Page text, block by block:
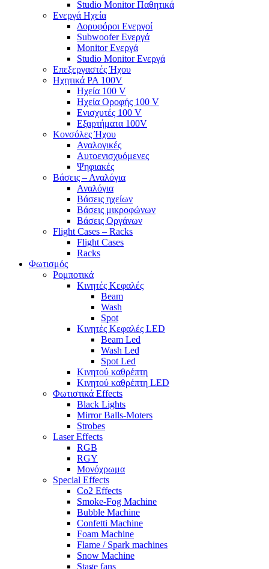
Studio Monitor Παθητικά
Ενεργά Ηχεία
Δορυφόροι Ενεργοί
Subwoofer Ενεργά
Monitor Ενεργά
Studio Monitor Ενεργά
Επεξεργαστές Ήχου
Ηχητικά PA 100V
Ηχεία 100 V
Ηχεία Οροφής 100 V
Ενισχυτές 100 V
Εξαρτήματα 100V
Κονσόλες Ήχου
Αναλογικές
Αυτοενισχυόμενες
Ψηφιακές
Βάσεις – Αναλόγια
Αναλόγια
Βάσεις ηχείων
Βάσεις μικροφώνων
Βάσεις Οργάνων
Flight Cases – Racks
Flight Cases
Racks
Φωτισμός
Ρομποτικά
Κινητές Κεφαλές
Beam
Wash
Spot
Κινητές Κεφαλές LED
Beam Led
Wash Led
Spot Led
Κινητού καθρέπτη
Κινητού καθρέπτη LED
Φωτιστικά Effects
Black Lights
Mirror Balls-Moters
Strobes
Laser Effects
RGB
RGY
Μονόχρωμα
Special Effects
Co2 Effects
Smoke-Fog Machine
Bubble Machine
Confetti Machine
Foam Machine
Flame / Spark machines
Snow Machine
Stage fans